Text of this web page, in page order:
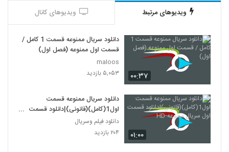
ویدیوهای مرتبط ویدیوهای کانال
۰۰:۳۷
دانلود سریال ممنوعه قسمت 1 کامل /
قسمت اول ممنوعه (فصل اول)
maloos
۵,۰۵۳ بازدید
۰۱:۰۰
دانلود سریال ممنوعه قسمت
اول1(کامل)(قانونی)|دانلود قسمت
اول سریال ممنوعه-HD
دانلود فیلم وسریال
۲۰۴ بازدید